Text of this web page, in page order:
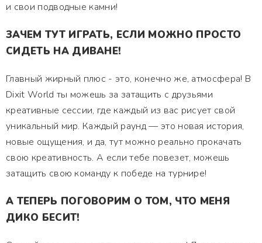
и свои подводные камни!
ЗАЧЕМ ТУТ ИГРАТЬ, ЕСЛИ МОЖНО ПРОСТО
СИДЕТЬ НА ДИВАНЕ!
Главный жирный плюс - это, конечно же, атмосфера! В
Dixit World ты можешь за затащить с друзьями
креативные сессии, где каждый из вас рисует свой
уникальный мир. Каждый раунд — это новая история,
новые ощущения, и да, тут можно реально прокачать
свою креативность. А если тебе повезет, можешь
затащить свою команду к победе на турнире!
А ТЕПЕРЬ ПОГОВОРИМ О ТОМ, ЧТО МЕНЯ
ДИКО БЕСИТ!